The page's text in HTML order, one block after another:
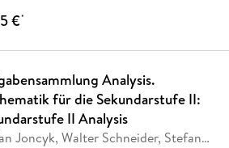
€*
Analysis.
für die Sekundarstufe II:
II Analysis
Joncyk, Walter Schneider, Stefan